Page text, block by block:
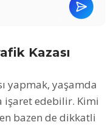
Kazası
yapmak, yaşamda
işaret edebilir. Kimi
bazen de dikkatli